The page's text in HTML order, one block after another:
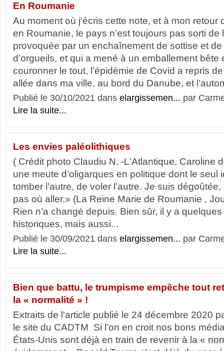
En Roumanie
Au moment où j’écris cette note, et à mon retour
en Roumanie, le pays n’est toujours pas sorti de
provoquée par un enchaînement de sottise et
d’orgueils, et qui a mené à un emballement bête
couronner le tout, l’épidémie de Covid a repris
allée dans ma ville, au bord du Danube, et
Publié le 30/10/2021 dans elargissemen... par
Lire la suite...
Les envies paléolithiques
( Crédit photo Claudiu N. -L'Atlantique, Caroline
une meute d’oligarques en politique dont le seul
tomber l’autre, de voler l’autre. Je suis
pas où aller.» (La Reine Marie de Roumanie ,
Rien n’a changé depuis. Bien sûr, il y a
historiques, mais aussi...
Publié le 30/09/2021 dans elargissemen... par
Lire la suite...
Bien que battu, le trumpisme empêche tout
la « normalité » !
Extraits de l'article publié le 24 décembre 2020
le site du CADTM Si l’on en croit nos bons
États-Unis sont déjà en train de revenir à la «